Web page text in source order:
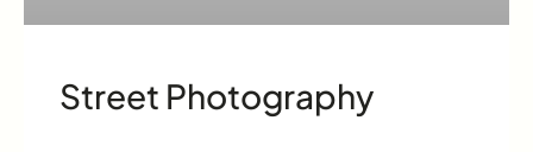
Street Photography